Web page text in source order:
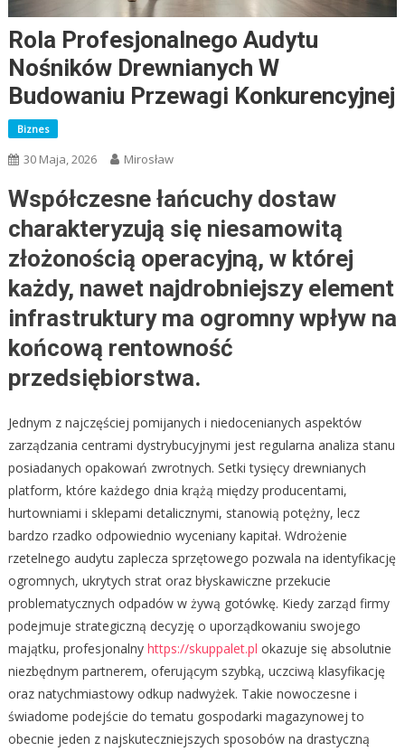
Rola Profesjonalnego Audytu
Nośników Drewnianych W
Budowaniu Przewagi Konkurencyjnej
Biznes
30 Maja, 2026 Mirosław
Współczesne łańcuchy dostaw
charakteryzują się niesamowitą
złożonością operacyjną, w której
każdy, nawet najdrobniejszy element
infrastruktury ma ogromny wpływ na
końcową rentowność
przedsiębiorstwa.
Jednym z najczęściej pomijanych i niedocenianych aspektów
zarządzania centrami dystrybucyjnymi jest regularna analiza stanu
posiadanych opakowań zwrotnych. Setki tysięcy drewnianych
platform, które każdego dnia krążą między producentami,
hurtowniami i sklepami detalicznymi, stanowią potężny, lecz
bardzo rzadko odpowiednio wyceniany kapitał. Wdrożenie
rzetelnego audytu zaplecza sprzętowego pozwala na identyfikację
ogromnych, ukrytych strat oraz błyskawiczne przekucie
problematycznych odpadów w żywą gotówkę. Kiedy zarząd firmy
podejmuje strategiczną decyzję o uporządkowaniu swojego
majątku, profesjonalny https://skuppalet.pl okazuje się absolutnie
niezbędnym partnerem, oferującym szybką, uczciwą klasyfikację
oraz natychmiastowy odkup nadwyżek. Takie nowoczesne i
świadome podejście do tematu gospodarki magazynowej to
obecnie jeden z najskuteczniejszych sposobów na drastyczną